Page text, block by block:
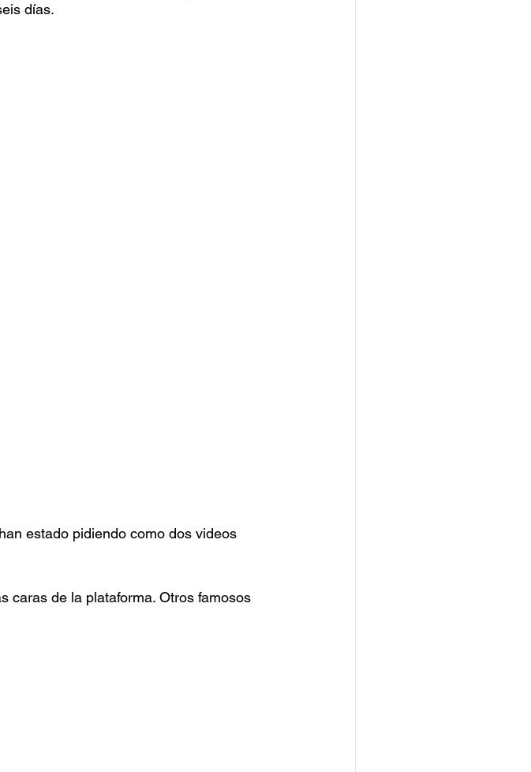
días.
estado pidiendo como dos videos
caras de la plataforma. Otros famosos